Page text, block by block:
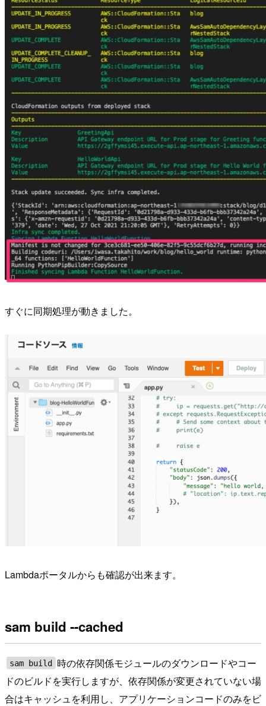
すぐに同期処理が動きました。
Lambdaポータルからも確認が出来ます。
sam build --cached
sam build
時の依存関係モジュールのダウンロードやコー
ドのビルドを実行しますが、依存関係が変更されていない場
合はキャッシュを利用し、アプリケーションコードのみをビ